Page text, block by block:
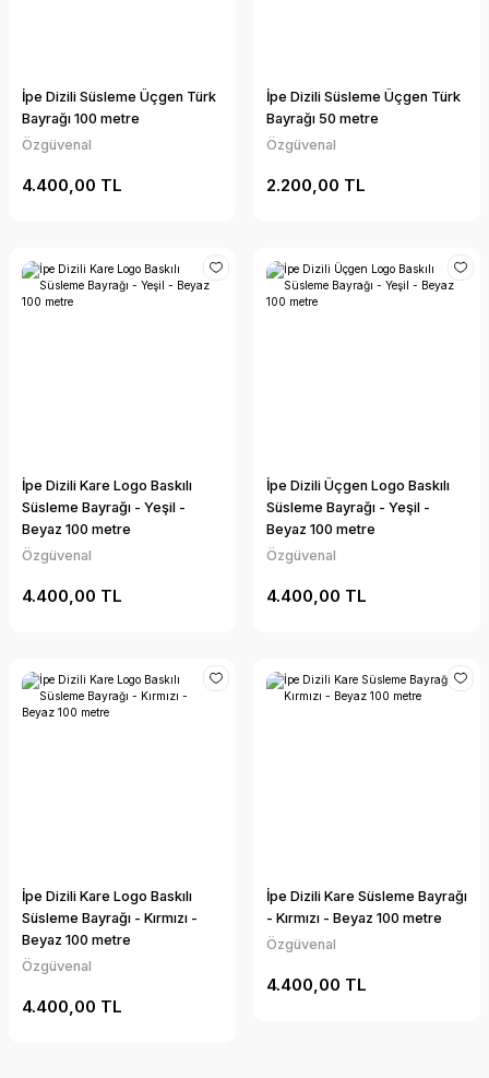
İpe Dizili Süsleme Üçgen Türk
Bayrağı 100 metre
Özgüvenal
4.400,00 TL
İpe Dizili Süsleme Üçgen Türk
Bayrağı 50 metre
Özgüvenal
2.200,00 TL
İpe Dizili Kare Logo Baskılı
Süsleme Bayrağı - Yeşil -
Beyaz 100 metre
Özgüvenal
4.400,00 TL
İpe Dizili Üçgen Logo Baskılı
Süsleme Bayrağı - Yeşil -
Beyaz 100 metre
Özgüvenal
4.400,00 TL
İpe Dizili Kare Logo Baskılı
Süsleme Bayrağı - Kırmızı -
Beyaz 100 metre
Özgüvenal
4.400,00 TL
İpe Dizili Kare Süsleme Bayrağı
- Kırmızı - Beyaz 100 metre
Özgüvenal
4.400,00 TL